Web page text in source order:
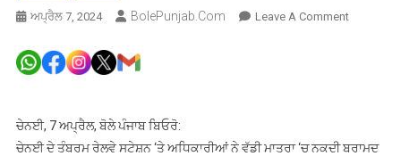
ਅਪ੍ਰੈਲ 7, 2024 BolePunjab.com Leave A CommentOn
ਚੇਨਈ, 7 ਅਪ੍ਰੈਲ, ਬੋਲੇ ਪੰਜਾਬ ਬਿਓਰੋ:
ਚੇਨਈ ਦੇ ਤੰਬਰਮ ਰੇਲਵੇ ਸਟੇਸ਼ਨ ‘ਤੇ ਅਧਿਕਾਰੀਆਂ ਨੇ ਵੱਡੀ ਮਾਤਰਾ ‘ਚ ਨਕਦੀ ਬਰਾਮਦ